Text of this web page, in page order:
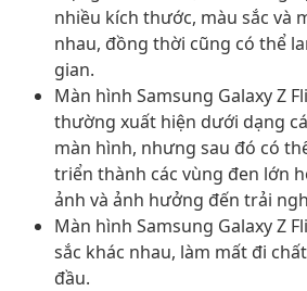
nhiều kích thước, màu sắc và
nhau, đồng thời cũng có thể
gian.
Màn hình Samsung Galaxy Z
thường xuất hiện dưới dạng
màn hình, nhưng sau đó có
triển thành các vùng đen lớn
ảnh và ảnh hưởng đến trải
Màn hình Samsung Galaxy Z
sắc khác nhau, làm mất đi
đầu.